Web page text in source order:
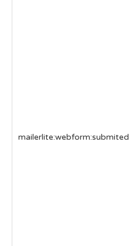
mailerlite:webform:submited